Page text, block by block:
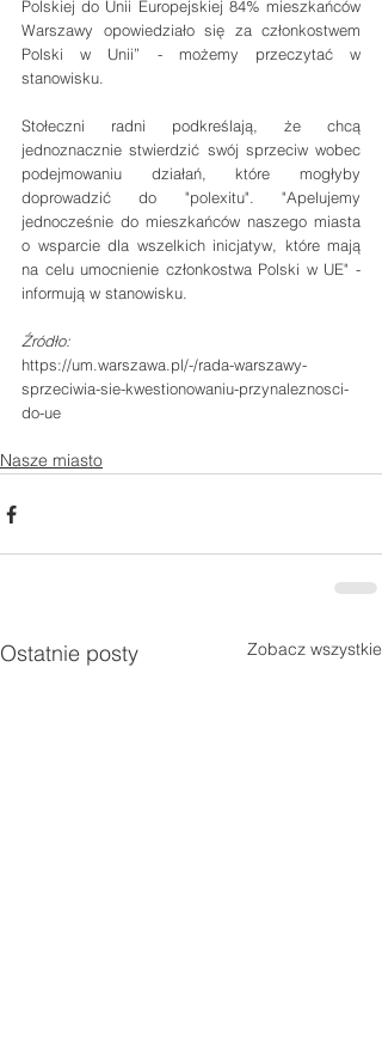
Polskiej do Unii Europejskiej 84% mieszkańców
Warszawy opowiedziało się za członkostwem
Polski w Unii” - możemy przeczytać w
stanowisku.
Stołeczni radni podkreślają, że chcą
jednoznacznie stwierdzić swój sprzeciw wobec
podejmowaniu działań, które mogłyby
doprowadzić do "polexitu". "Apelujemy
jednocześnie do mieszkańców naszego miasta
o wsparcie dla wszelkich inicjatyw, które mają
na celu umocnienie członkostwa Polski w UE" -
informują w stanowisku.
Źródło:
https://um.warszawa.pl/-/rada-warszawy-
sprzeciwia-sie-kwestionowaniu-przynaleznosci-
do-ue
Nasze miasto
Ostatnie posty Zobacz wszystkie